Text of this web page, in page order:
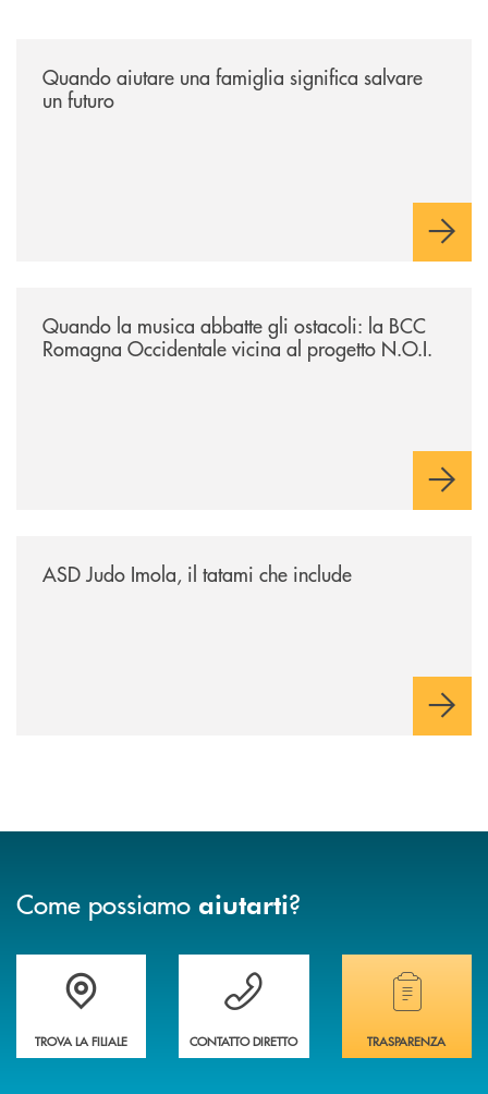
Quando aiutare una famiglia significa salvare
un futuro
Quando la musica abbatte gli ostacoli: la BCC
Romagna Occidentale vicina al progetto N.O.I.
ASD Judo Imola, il tatami che include
Come possiamo aiutarti?
Accedi all' elenco completo delle filiali della banca.
TROVA LA FILIALE
Hai bisogno di assistenza immediata?
CONTATTO DIRETTO
Hai bisogno di
TRASPARENZA